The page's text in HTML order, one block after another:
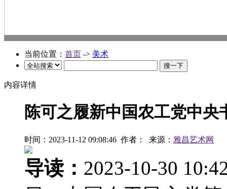
当前位置： 首页 -> 美术
内容详情
陈可之履新中国农工党中央
时间：2023-11-12 09:08:46 作者： 来源： 雅昌艺术网
导读： 2023-10-30